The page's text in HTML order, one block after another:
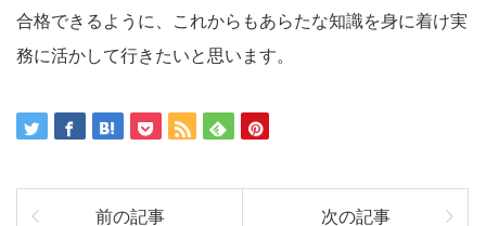
合格できるように、これからもあらたな知識を身に着け実
務に活かして行きたいと思います。
前の記事 次の記事